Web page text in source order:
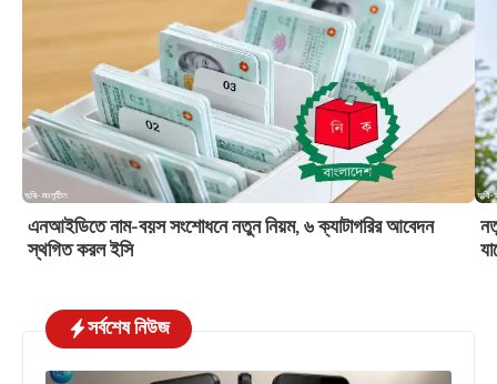
এনআইডিতে নাম-বয়স সংশোধনে নতুন নিয়ম, ৬ ক্যাটাগরির আবেদন
স্থগিত করল ইসি
সর্বশেষ নিউজ